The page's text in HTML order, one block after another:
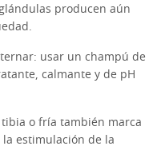
producen aún
usar un champú de
calmante y de pH
o fría también marca
estimulación de la